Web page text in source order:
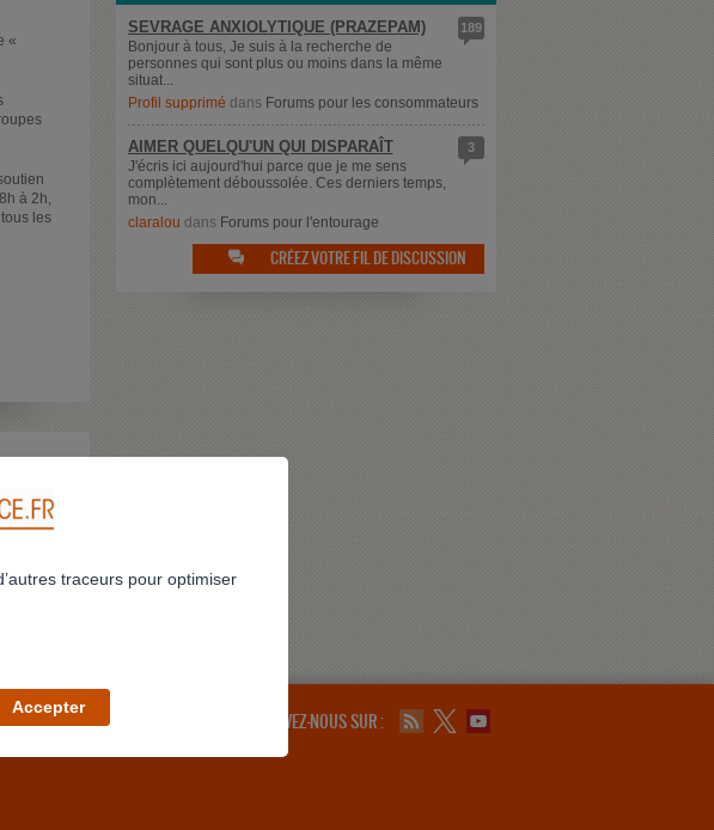
«
à 2h,
les
189
SEVRAGE ANXIOLYTIQUE (PRAZEPAM)
Bonjour à tous, Je suis à la recherche de
personnes qui sont plus ou moins dans la même
situat...
Profil supprimé dans Forums pour les consommateurs
3
AIMER QUELQU'UN QUI DISPARAÎT
J'écris ici aujourd'hui parce que je me sens
complètement déboussolée. Ces derniers temps,
mon...
claralou dans Forums pour l'entourage
 CRÉEZ VOTRE FIL DE DISCUSSION
SUIVEZ-NOUS SUR :
traceurs pour optimiser
Accepter